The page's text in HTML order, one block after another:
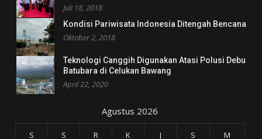
Juli 18, 2018
Kondisi Pariwisata Indonesia Ditengah Bencana
Oktober 2, 2018
Teknologi Canggih Digunakan Atasi Polusi Debu
Batubara di Celukan Bawang
April 22, 2020
Agustus 2026
S S R K J S M